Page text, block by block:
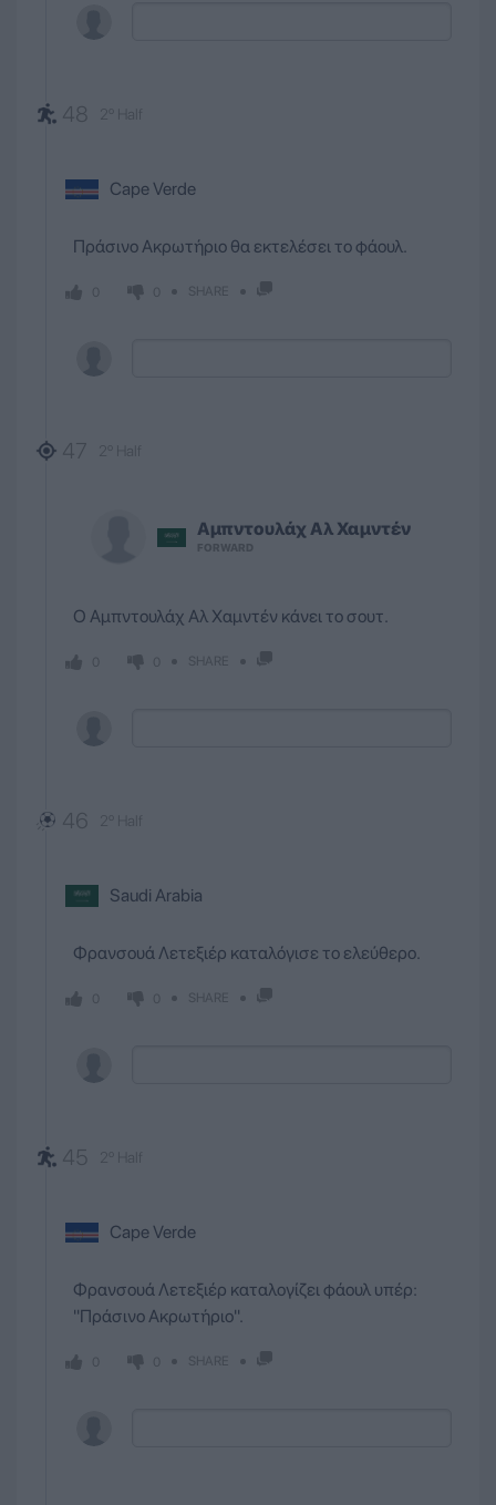
48 2º Half
Cape Verde
Πράσινο Ακρωτήριο θα εκτελέσει το φάουλ.
SHARE
47 2º Half
Αμπντουλάχ Αλ Χαμντέν
FORWARD
Ο Αμπντουλάχ Αλ Χαμντέν κάνει το σουτ.
SHARE
46 2º Half
Saudi Arabia
Φρανσουά Λετεξιέρ καταλόγισε το ελεύθερο.
SHARE
45 2º Half
Cape Verde
Φρανσουά Λετεξιέρ καταλογίζει φάουλ υπέρ:
''Πράσινο Ακρωτήριο''.
SHARE